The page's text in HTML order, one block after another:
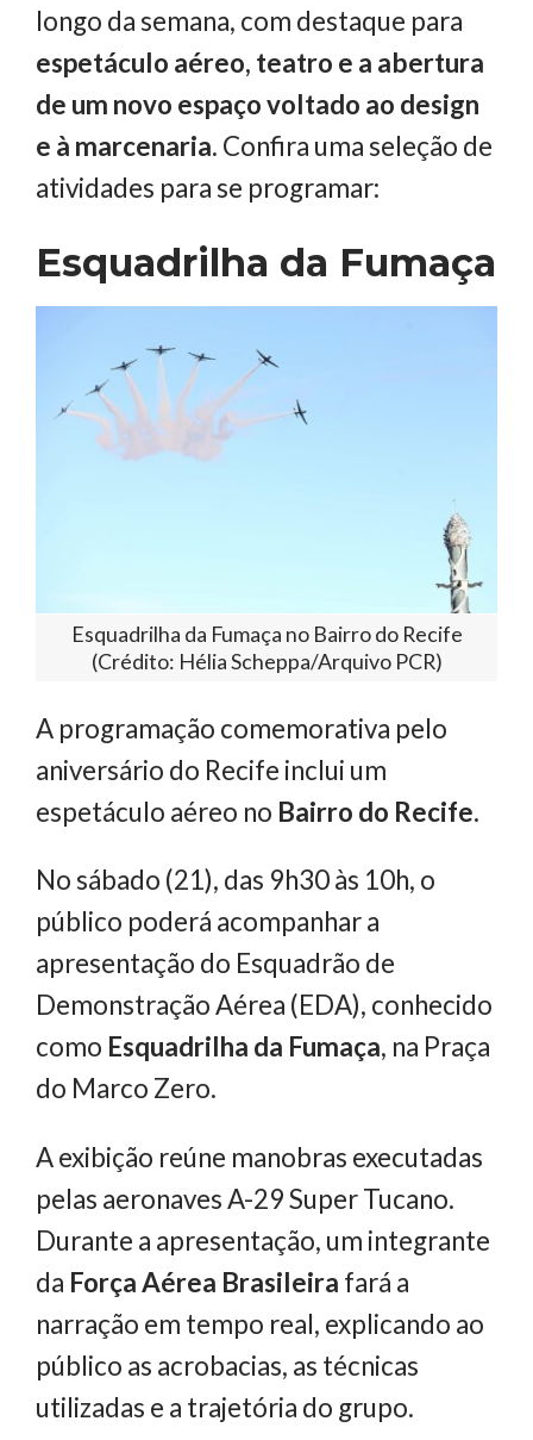
longo da semana, com destaque para
espetáculo aéreo, teatro e a abertura
de um novo espaço voltado ao design
e à marcenaria. Confira uma seleção de
atividades para se programar:
Esquadrilha da Fumaça
Esquadrilha da Fumaça no Bairro do Recife
(Crédito: Hélia Scheppa/Arquivo PCR)
A programação comemorativa pelo
aniversário do Recife inclui um
espetáculo aéreo no Bairro do Recife.
No sábado (21), das 9h30 às 10h, o
público poderá acompanhar a
apresentação do Esquadrão de
Demonstração Aérea (EDA), conhecido
como Esquadrilha da Fumaça, na Praça
do Marco Zero.
A exibição reúne manobras executadas
pelas aeronaves A-29 Super Tucano.
Durante a apresentação, um integrante
da Força Aérea Brasileira fará a
narração em tempo real, explicando ao
público as acrobacias, as técnicas
utilizadas e a trajetória do grupo.